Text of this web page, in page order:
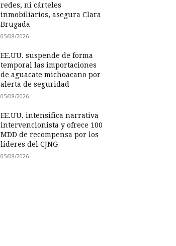
redes, ni cárteles
inmobiliarios, asegura Clara
Brugada
05/08/2026
EE.UU. suspende de forma
temporal las importaciones
de aguacate michoacano por
alerta de seguridad
05/08/2026
EE.UU. intensifica narrativa
intervencionista y ofrece 100
MDD de recompensa por los
líderes del CJNG
05/08/2026